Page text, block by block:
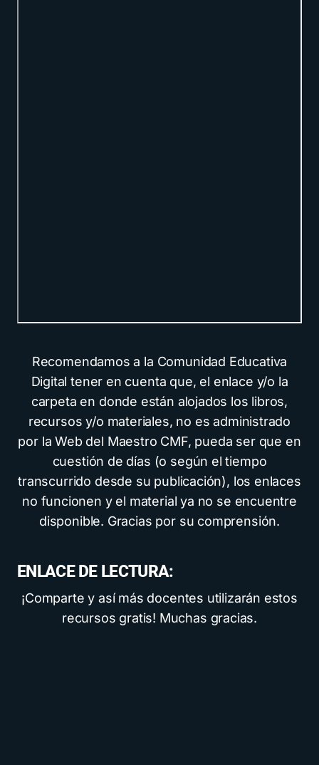
Recomendamos a la Comunidad Educativa
Digital tener en cuenta que, el enlace y/o la
carpeta en donde están alojados los libros,
recursos y/o materiales, no es administrado
por la Web del Maestro CMF, pueda ser que en
cuestión de días (o según el tiempo
transcurrido desde su publicación), los enlaces
no funcionen y el material ya no se encuentre
disponible. Gracias por su comprensión.
ENLACE DE LECTURA:
¡Comparte y así más docentes utilizarán estos
recursos gratis! Muchas gracias.